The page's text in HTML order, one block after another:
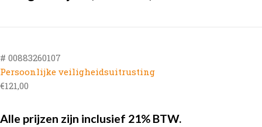
# 00883260107
Persoonlijke veiligheidsuitrusting
€121,00
Alle prijzen zijn inclusief 21% BTW.